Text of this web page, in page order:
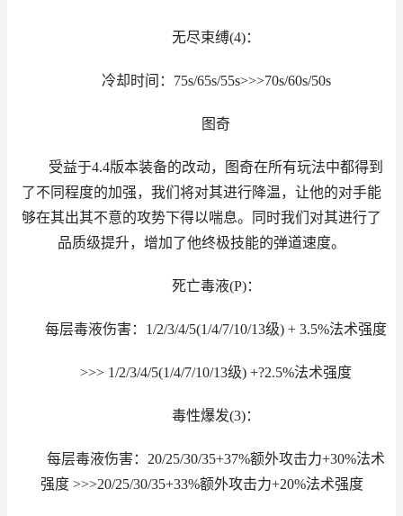
无尽束缚(4)：
冷却时间：75s/65s/55s>>>70s/60s/50s
图奇
受益于4.4版本装备的改动，图奇在所有玩法中都得到
了不同程度的加强，我们将对其进行降温，让他的对手能
够在其出其不意的攻势下得以喘息。同时我们对其进行了
品质级提升，增加了他终极技能的弹道速度。
死亡毒液(P)：
每层毒液伤害：1/2/3/4/5(1/4/7/10/13级) + 3.5%法术强度
>>> 1/2/3/4/5(1/4/7/10/13级) +?2.5%法术强度
毒性爆发(3)：
每层毒液伤害：20/25/30/35+37%额外攻击力+30%法术
强度 >>>20/25/30/35+33%额外攻击力+20%法术强度